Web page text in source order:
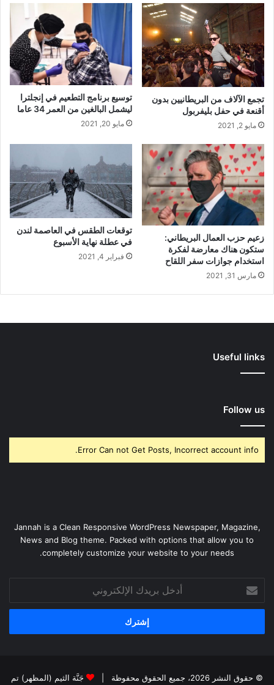
تجمع الآلاف من البريطانيين بدون
أقنعة في حفل بليفربول
مايو 2, 2021
توسيع برنامج التطعيم في إنجلترا
ليشمل البالغين من العمر 34 عاما
مايو 20, 2021
زعيم حزب العمال البريطاني:
ستكون هناك معارضة لفكرة
استخدام جوازات سفر اللقاح
مارس 31, 2021
توقعات الطقس في العاصمة لندن
في عطلة نهاية الأسبوع
فبراير 4, 2021
Useful links
Follow us
Error Can not Get Posts, Incorrect account info.
Jannah is a Clean Responsive WordPress Newspaper, Magazine,
News and Blog theme. Packed with options that allow you to
completely customize your website to your needs.
بريدك
الإلكتروني
© حقوق النشر 2026، جميع الحقوق محفوظة | جَنَّة الثيم (المظهر) تم